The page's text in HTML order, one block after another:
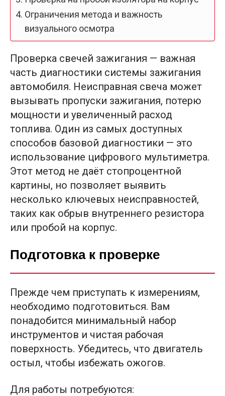
Ограничения метода и важность
визуального осмотра
Проверка свечей зажигания — важная
часть диагностики системы зажигания
автомобиля. Неисправная свеча может
вызывать пропуски зажигания, потерю
мощности и увеличенный расход
топлива. Один из самых доступных
способов базовой диагностики — это
использование цифрового мультиметра.
Этот метод не даёт стопроцентной
картины, но позволяет выявить
несколько ключевых неисправностей,
таких как обрыв внутреннего резистора
или пробой на корпус.
Подготовка к проверке
Прежде чем приступать к измерениям,
необходимо подготовиться. Вам
понадобится минимальный набор
инструментов и чистая рабочая
поверхность. Убедитесь, что двигатель
остыл, чтобы избежать ожогов.
Для работы потребуются: